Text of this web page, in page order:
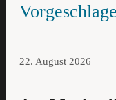
22. August 2026